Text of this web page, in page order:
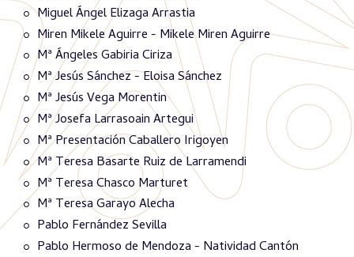
Miguel Ángel Elizaga Arrastia
Miren Mikele Aguirre - Mikele Miren Aguirre
Mª Ángeles Gabiria Ciriza
Mª Jesús Sánchez - Eloisa Sánchez
Mª Jesús Vega Morentin
Mª Josefa Larrasoain Artegui
Mª Presentación Caballero Irigoyen
Mª Teresa Basarte Ruiz de Larramendi
Mª Teresa Chasco Marturet
Mª Teresa Garayo Alecha
Pablo Fernández Sevilla
Pablo Hermoso de Mendoza - Natividad Cantón